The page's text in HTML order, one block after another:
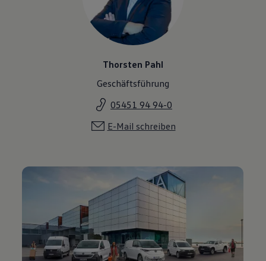
Thorsten Pahl
Geschäftsführung
05451 94 94-0
E-Mail schreiben